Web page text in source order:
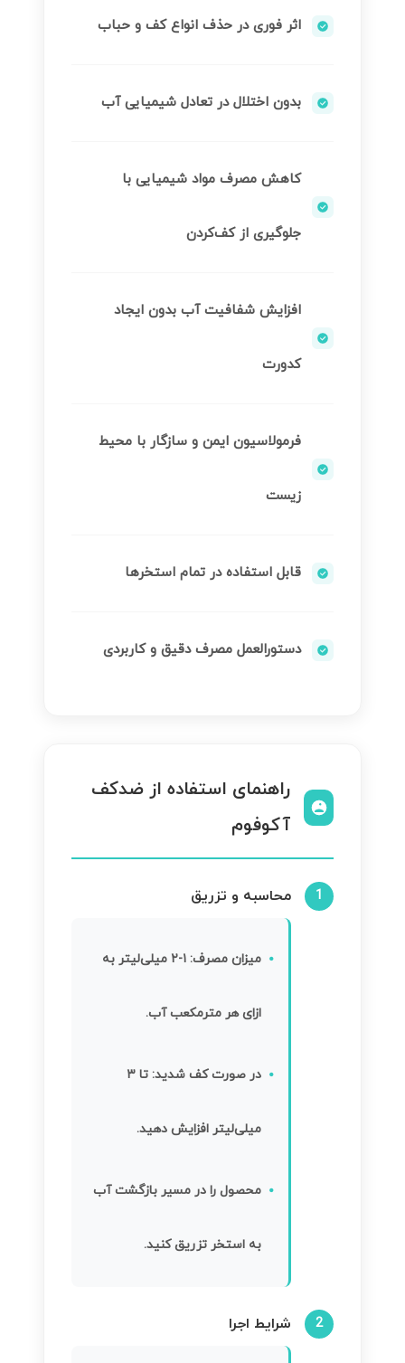
اثر فوری در حذف انواع کف و حباب
بدون اختلال در تعادل شیمیایی آب
کاهش مصرف مواد شیمیایی با
جلوگیری از کف‌کردن
افزایش شفافیت آب بدون ایجاد
کدورت
فرمولاسیون ایمن و سازگار با محیط
زیست
قابل استفاده در تمام استخرها
دستورالعمل مصرف دقیق و کاربردی
راهنمای استفاده از ضدکف
آکوفوم
1 محاسبه و تزریق
میزان مصرف: ۱-۲ میلی‌لیتر به
ازای هر مترمکعب آب.
در صورت کف شدید: تا ۳
میلی‌لیتر افزایش دهید.
محصول را در مسیر بازگشت آب
به استخر تزریق کنید.
2 شرایط اجرا